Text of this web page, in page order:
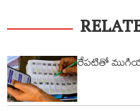
రేపటితో